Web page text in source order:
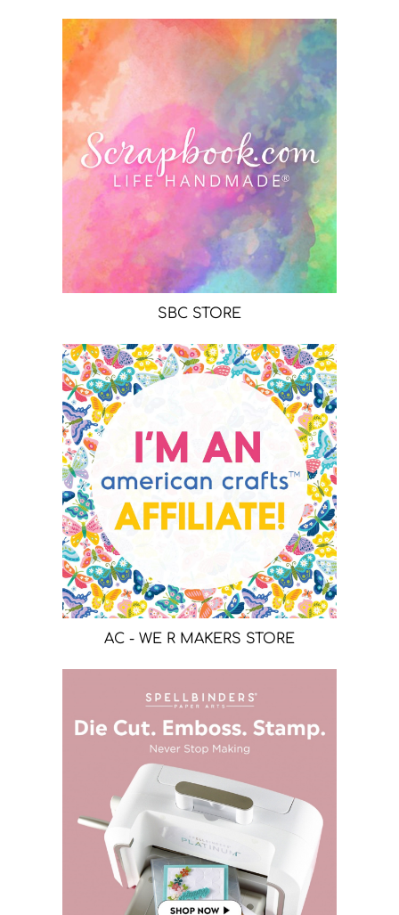
SBC STORE
AC - WE R MAKERS STORE